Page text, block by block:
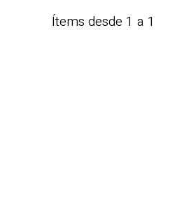
Ítems desde 1 a 1